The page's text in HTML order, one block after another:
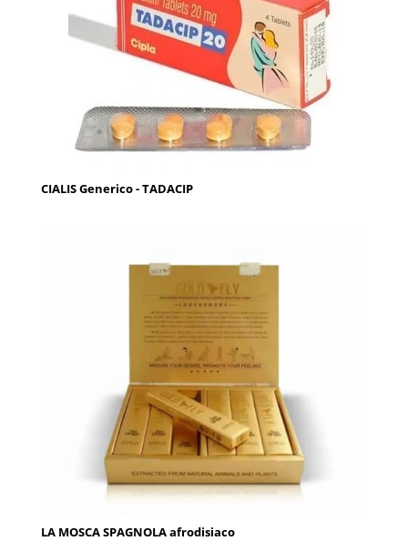
CIALIS Generico - TADACIP
LA MOSCA SPAGNOLA afrodisiaco